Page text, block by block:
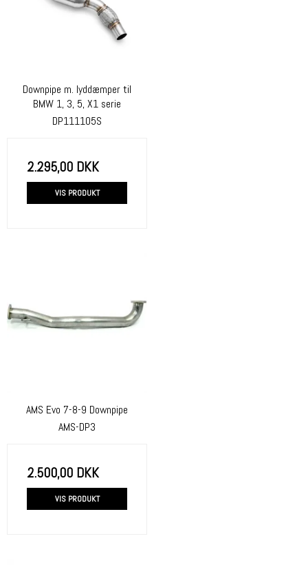
Downpipe m. lyddæmper til
BMW 1, 3, 5, X1 serie
DP111105S
2.295,00 DKK
VIS PRODUKT
AMS Evo 7-8-9 Downpipe
AMS-DP3
2.500,00 DKK
VIS PRODUKT